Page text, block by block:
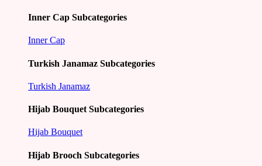
Inner Cap Subcategories
Inner Cap
Turkish Janamaz Subcategories
Turkish Janamaz
Hijab Bouquet Subcategories
Hijab Bouquet
Hijab Brooch Subcategories